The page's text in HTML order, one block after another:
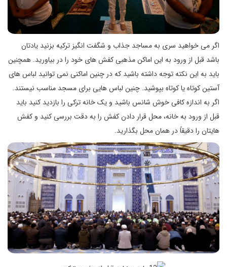
اگر می خواهید سری به مساجد جذاب و شگفت انگیز ترکیه بزنید یادتان
باشد قبل از ورود به این اماکن مذهبی کفش های خود را در بیاورید. همچنین
باید به این نکته توجه داشته باشید که در چنین اماکنی نمی توانید لباس های
آستین کوتاه یا کوتاه بپوشید. چنین لباس هایی برای مسجد مناسب نیستند.
اگر به اندازه کافی خوش شانس باشید و یک خانه ترکی را بازدید کنید باید
قبل از ورود به خانه، محل قرار دادن کفش را به دقت بررسی کنید و کفش
هایتان را دقیقاً در همان محل بگذارید.